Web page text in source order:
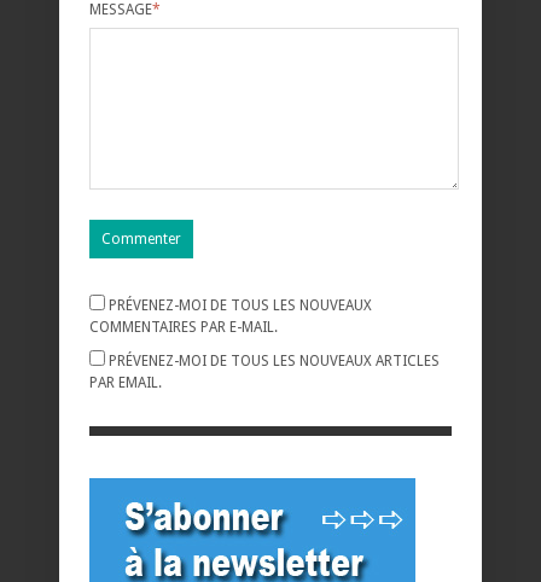
MESSAGE*
PRÉVENEZ-MOI DE TOUS LES NOUVEAUX
COMMENTAIRES PAR E-MAIL.
PRÉVENEZ-MOI DE TOUS LES NOUVEAUX ARTICLES
PAR EMAIL.